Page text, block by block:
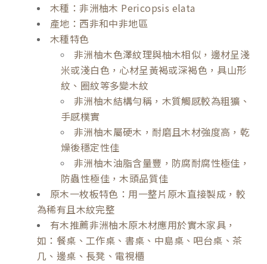
木種：非洲柚木 Pericopsis elata
產地：西非和中非地區
木種特色
非洲柚木色澤紋理與柚木相似，邊材呈淺
米或淺白色，心材呈黃褐或深褐色，具山形
紋、圈紋等多變木紋
非洲柚木結構勻稱，木質觸感較為粗獷、
手感樸實
非洲柚木屬硬木，耐磨且木材強度高，乾
燥後穩定性佳
非洲柚木油脂含量豐，防腐耐腐性極佳，
防蟲性極佳，木頭品質佳
原木一枚板特色：用一整片原木直接製成，較
為稀有且木紋完整
有木推薦非洲柚木原木材應用於實木家具，
如：餐桌、工作桌、書桌、中島桌、吧台桌、茶
几、邊桌、長凳、電視櫃